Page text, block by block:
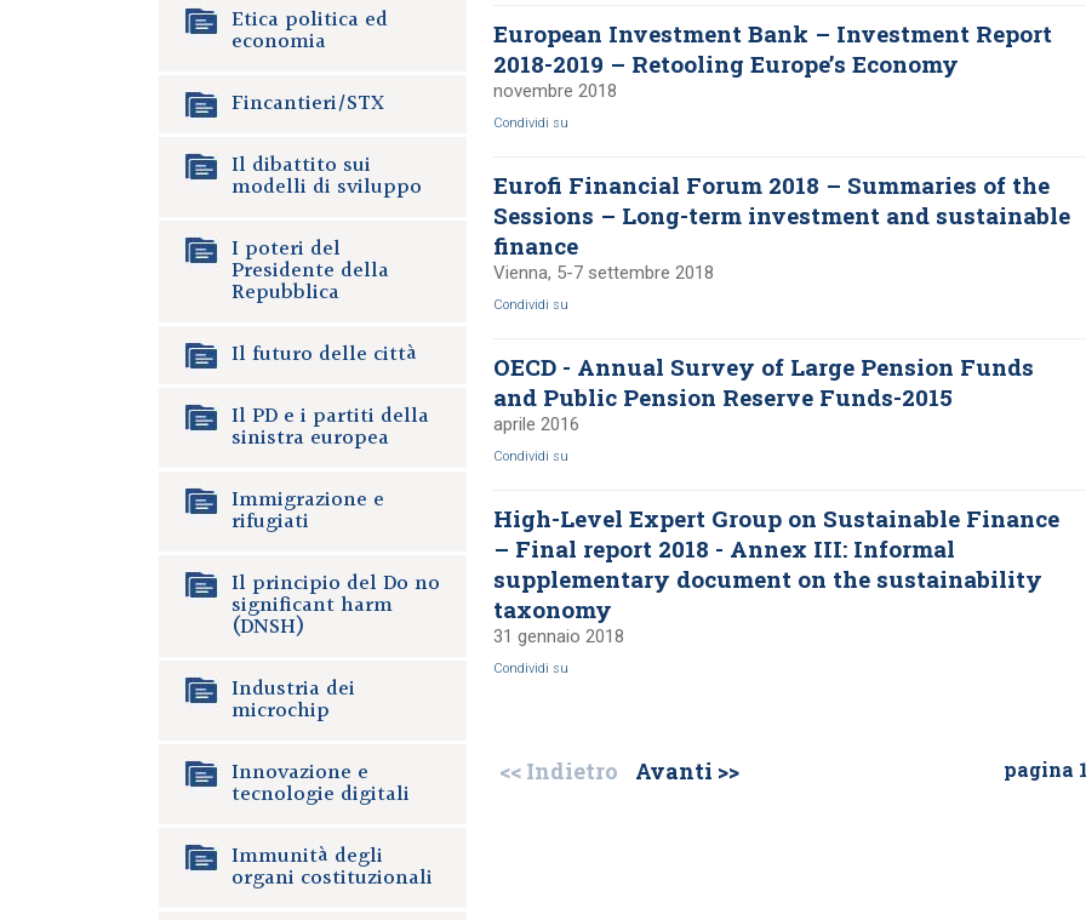
Etica politica ed
economia
Fincantieri/STX
Il dibattito sui
modelli di sviluppo
I poteri del
Presidente della
Repubblica
Il futuro delle città
Il PD e i partiti della
sinistra europea
Immigrazione e
rifugiati
Il principio del Do no
significant harm
(DNSH)
Industria dei
microchip
Innovazione e
tecnologie digitali
Immunità degli
organi costituzionali
European Investment Bank – Investment Report
2018-2019 – Retooling Europe’s Economy
novembre 2018
Condividi su
Eurofi Financial Forum 2018 – Summaries of the
Sessions – Long-term investment and sustainable
finance
Vienna, 5-7 settembre 2018
Condividi su
OECD - Annual Survey of Large Pension Funds
and Public Pension Reserve Funds-2015
aprile 2016
Condividi su
High-Level Expert Group on Sustainable Finance
– Final report 2018 - Annex III: Informal
supplementary document on the sustainability
taxonomy
31 gennaio 2018
Condividi su
<< Indietro Avanti >> pagina 1